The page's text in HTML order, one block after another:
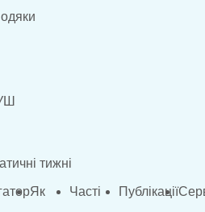
тижні
Як Часті Публікації